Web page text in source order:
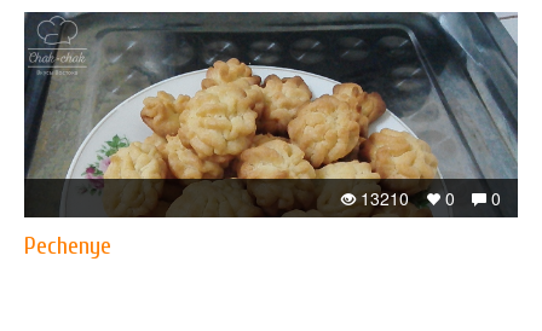
0
0
13210
Pechenye